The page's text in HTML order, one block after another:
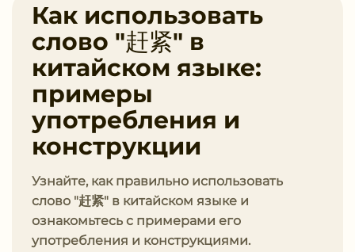
Как использовать
слово "赶紧" в
китайском языке:
примеры
употребления и
конструкции
Узнайте, как правильно использовать
слово "赶紧" в китайском языке и
ознакомьтесь с примерами его
употребления и конструкциями.